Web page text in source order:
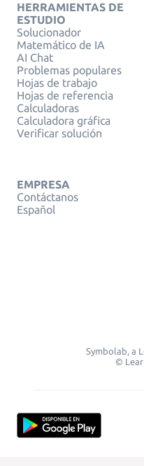
HERRAMIENTAS DE
ESTUDIO
Solucionador
Matemático de IA
AI Chat
Problemas populares
Hojas de trabajo
Hojas de referencia
Calculadoras
Calculadora gráfica
Verificar solución
EMPRESA
Contáctanos
Español
Symbolab, a
©